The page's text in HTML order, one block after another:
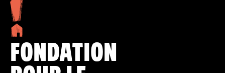
FONDATION